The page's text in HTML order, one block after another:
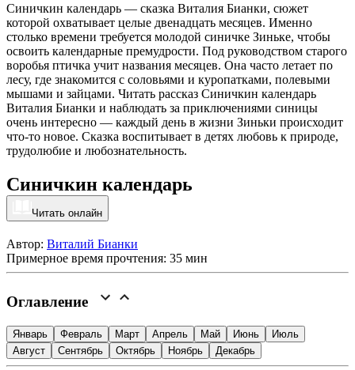
Синичкин календарь — сказка Виталия Бианки, сюжет
которой охватывает целые двенадцать месяцев. Именно
столько времени требуется молодой синичке Зиньке, чтобы
освоить календарные премудрости. Под руководством старого
воробья птичка учит названия месяцев. Она часто летает по
лесу, где знакомится с соловьями и куропатками, полевыми
мышами и зайцами. Читать рассказ Синичкин календарь
Виталия Бианки и наблюдать за приключениями синицы
очень интересно — каждый день в жизни Зиньки происходит
что-то новое. Сказка воспитывает в детях любовь к природе,
трудолюбие и любознательность.
Синичкин календарь
Читать онлайн
Автор: Виталий Бианки
Примерное время прочтения: 35 мин
Оглавление
Январь Февраль Март Апрель Май Июнь
Июль
Август
Сентябрь Октябрь Ноябрь Декабрь